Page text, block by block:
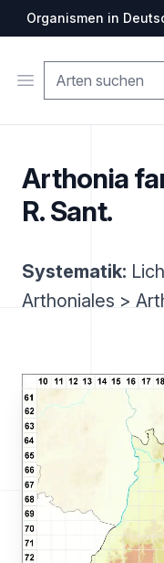
Organismen in
Open menu
Arthonia
R. Sant.
Systematik:
Arthoniales >